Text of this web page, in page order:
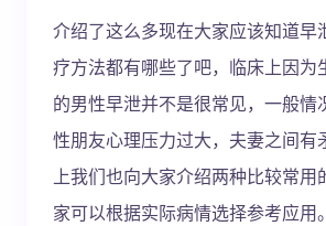
介绍了这么多现在大家应该知道早
疗方法都有哪些了吧，临床上因为
的男性早泄并不是很常见，一般情
性朋友心理压力过大，夫妻之间有
上我们也向大家介绍两种比较常用
家可以根据实际病情选择参考应用。